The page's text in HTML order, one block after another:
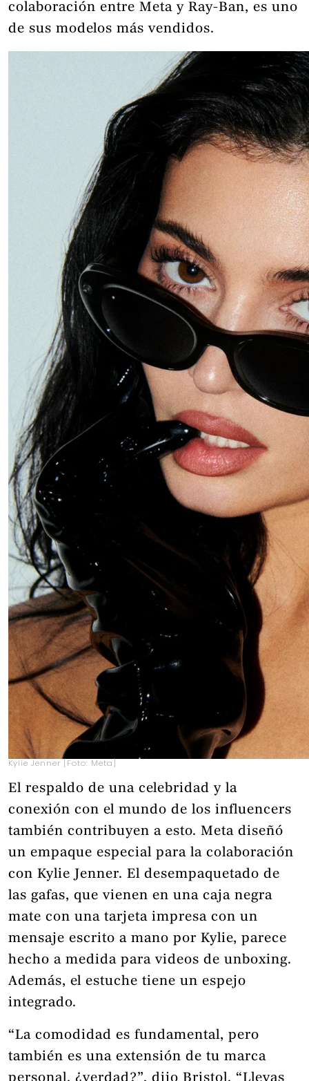
colaboración entre Meta y Ray-Ban, es uno
de sus modelos más vendidos.
Kylie Jenner [Foto: Meta]
El respaldo de una celebridad y la
conexión con el mundo de los influencers
también contribuyen a esto. Meta diseñó
un empaque especial para la colaboración
con Kylie Jenner. El desempaquetado de
las gafas, que vienen en una caja negra
mate con una tarjeta impresa con un
mensaje escrito a mano por Kylie, parece
hecho a medida para videos de unboxing.
Además, el estuche tiene un espejo
integrado.
“La comodidad es fundamental, pero
también es una extensión de tu marca